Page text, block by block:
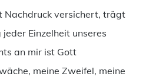
Nachdruck versichert, trägt
Einzelheit unseres
an mir ist Gott
meine Zweifel, meine